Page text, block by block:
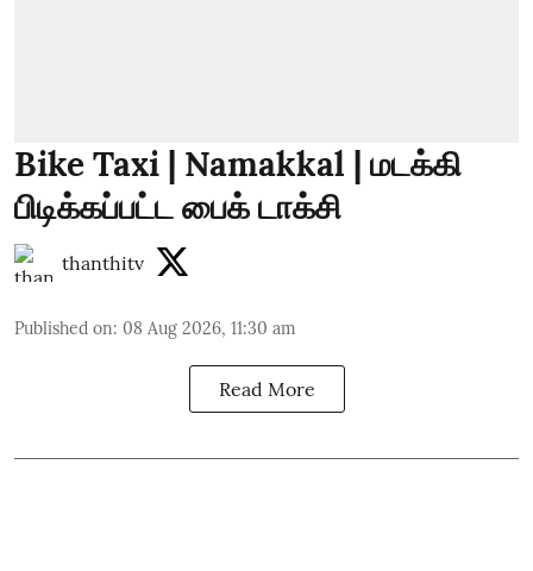
Bike Taxi | Namakkal | மடக்கி
பிடிக்கப்பட்ட பைக் டாக்சி
thanthitv
Published on: 08 Aug 2026, 11:30 am
Read More